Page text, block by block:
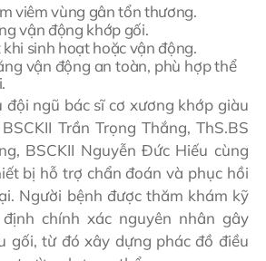
viêm vùng gân tổn thương.
vận động khớp gối.
sinh hoạt hoặc vận động.
vận động an toàn, phù hợp thể
đội ngũ bác sĩ cơ xương khớp giàu
Trần Trọng Thắng, ThS.BS
BSCKII Nguyễn Đức Hiếu cùng
bị hỗ trợ chẩn đoán và phục hồi
Người bệnh được thăm khám kỹ
chính xác nguyên nhân gây
gối, từ đó xây dựng phác đồ điều